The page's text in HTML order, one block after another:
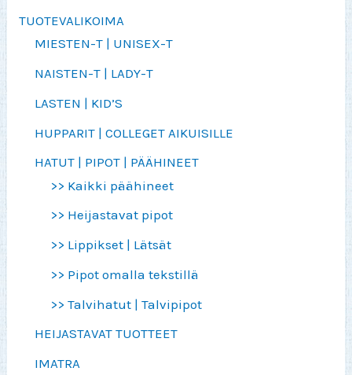
TUOTEVALIKOIMA
MIESTEN-T | UNISEX-T
NAISTEN-T | LADY-T
LASTEN | KID’S
HUPPARIT | COLLEGET AIKUISILLE
HATUT | PIPOT | PÄÄHINEET
>> Kaikki päähineet
>> Heijastavat pipot
>> Lippikset | Lätsät
>> Pipot omalla tekstillä
>> Talvihatut | Talvipipot
HEIJASTAVAT TUOTTEET
IMATRA